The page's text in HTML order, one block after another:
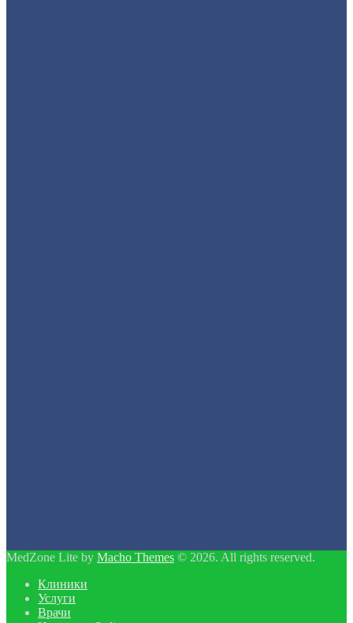
MedZone Lite by Macho Themes © 2026. All rights reserved.
Клиники
Услуги
Врачи